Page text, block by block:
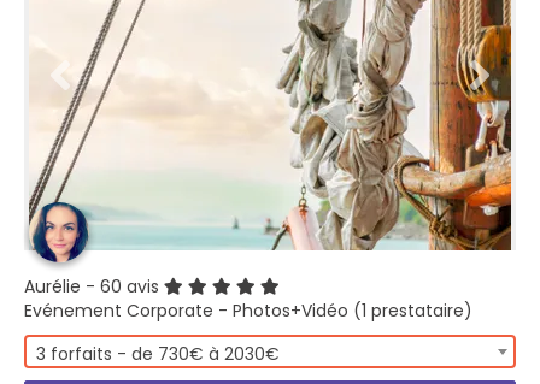
Aurélie - 60 avis
Evénement Corporate - Photos+Vidéo (1 prestataire)
3 forfaits - de 730€ à 2030€